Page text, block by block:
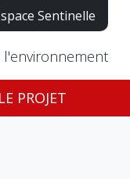
Sentinelle
l'environnement
LE PROJET